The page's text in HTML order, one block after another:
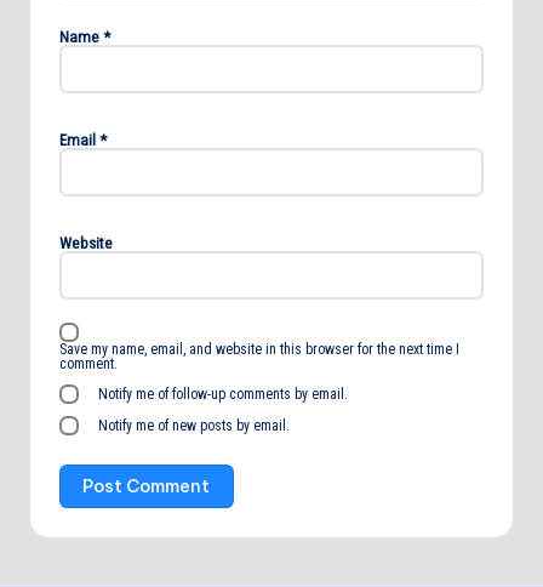
Name *
Email *
Website
Save my name, email, and website in this browser for the next time I
comment.
Notify me of follow-up comments by email.
Notify me of new posts by email.